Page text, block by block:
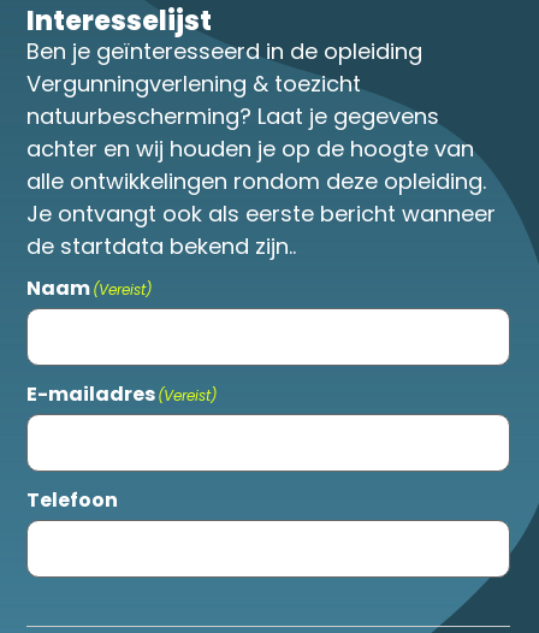
Interesselijst
Ben je geïnteresseerd in de opleiding
Vergunningverlening & toezicht
natuurbescherming? Laat je gegevens
achter en wij houden je op de hoogte van
alle ontwikkelingen rondom deze opleiding.
Je ontvangt ook als eerste bericht wanneer
de startdata bekend zijn..
Naam(Vereist)
E-mailadres(Vereist)
Telefoon